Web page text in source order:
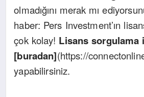
olmadığını merak mı
haber: Pers Investment’ın
çok kolay! Lisans sorgulama
[buradan](https://
yapabilirsiniz.